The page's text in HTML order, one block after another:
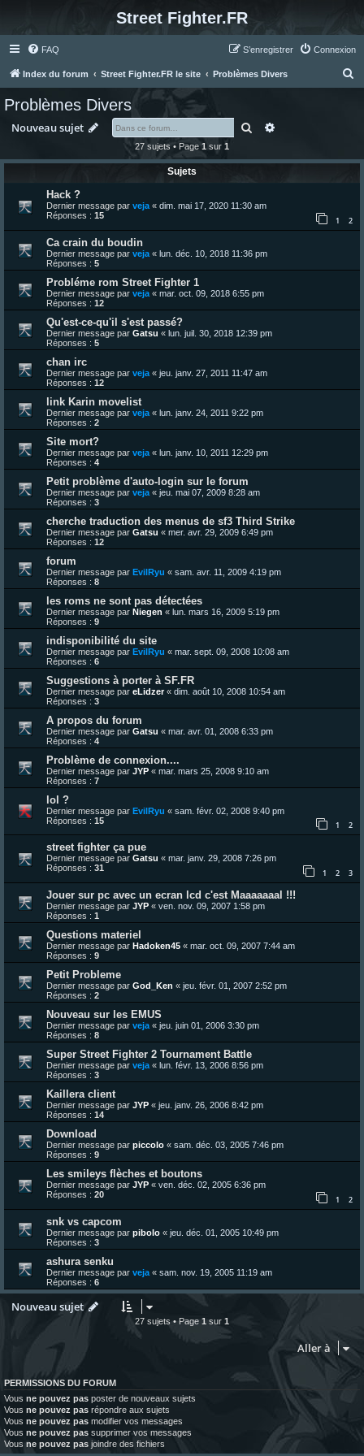
Street Fighter.FR
FAQ Connexion
S’enregistrer
Index du forum Street Fighter.FR le site Problèmes Divers
e
Problèmes Divers
Nouveau sujet Rechercher
27 sujets • Page 1 sur 1
Sujets
Hack ?
Dernier message par veja « dim. mai 17, 2020 11:30 am
Réponses : 15 1 2
Ca crain du boudin
Dernier message par veja « lun. déc. 10, 2018 11:36 pm
Réponses : 5
Probléme rom Street Fighter 1
Dernier message par veja « mar. oct. 09, 2018 6:55 pm
Réponses : 12
Qu'est-ce-qu'il s'est passé?
Dernier message par Gatsu « lun. juil. 30, 2018 12:39 pm
Réponses : 5
chan irc
Dernier message par veja « jeu. janv. 27, 2011 11:47 am
Réponses : 12
link Karin movelist
Dernier message par veja « lun. janv. 24, 2011 9:22 pm
Réponses : 2
Site mort?
Dernier message par veja « lun. janv. 10, 2011 12:29 pm
Réponses : 4
Petit problème d'auto-login sur le forum
Dernier message par veja « jeu. mai 07, 2009 8:28 am
Réponses : 3
cherche traduction des menus de sf3 Third Strike
Dernier message par Gatsu « mer. avr. 29, 2009 6:49 pm
Réponses : 12
forum
Dernier message par EvilRyu « sam. avr. 11, 2009 4:19 pm
Réponses : 8
les roms ne sont pas détectées
Dernier message par Niegen « lun. mars 16, 2009 5:19 pm
Réponses : 9
indisponibilité du site
Dernier message par EvilRyu « mar. sept. 09, 2008 10:08 am
Réponses : 6
Suggestions à porter à SF.FR
Dernier message par eLidzer« dim. août 10, 2008 10:54 am
Réponses : 3
A propos du forum
Dernier message par Gatsu « mar. avr. 01, 2008 6:33 pm
Réponses : 4
Problème de connexion....
Dernier message par JYP « mar. mars 25, 2008 9:10 am
Réponses : 7
lol ?
Dernier message par EvilRyu « sam. févr. 02, 2008 9:40 pm
Réponses : 15 1 2
street fighter ça pue
Dernier message par Gatsu « mar. janv. 29, 2008 7:26 pm
Réponses : 31 1 2 3
Jouer sur pc avec un ecran lcd c'est Maaaaaaal !!!
Dernier message par JYP « ven. nov. 09, 2007 1:58 pm
Réponses : 1
Questions materiel
Dernier message par Hadoken45 « mar. oct. 09, 2007 7:44 am
Réponses : 9
Petit Probleme
Dernier message par God_Ken « jeu. févr. 01, 2007 2:52 pm
Réponses : 2
Nouveau sur les EMUS
Dernier message par veja « jeu. juin 01, 2006 3:30 pm
Réponses : 8
Super Street Fighter 2 Tournament Battle
Dernier message par veja « lun. févr. 13, 2006 8:56 pm
Réponses : 3
Kaillera client
Dernier message par JYP « jeu. janv. 26, 2006 8:42 pm
Réponses : 14
Download
Dernier message par piccolo « sam. déc. 03, 2005 7:46 pm
Réponses : 9
Les smileys flèches et boutons
Dernier message par JYP « ven. déc. 02, 2005 6:36 pm
Réponses : 20 1 2
snk vs capcom
Dernier message par pibolo « jeu. déc. 01, 2005 10:49 pm
Réponses : 3
ashura senku
Dernier message par veja « sam. nov. 19, 2005 11:19 am
Réponses : 6
Nouveau sujet
27 sujets • Page 1 sur 1
Aller à
PERMISSIONS DU FORUM
Vous ne pouvez pas poster de nouveaux sujets
Vous ne pouvez pas répondre aux sujets
Vous ne pouvez pas modifier vos messages
Vous ne pouvez pas supprimer vos messages
Vous ne pouvez pas joindre des fichiers